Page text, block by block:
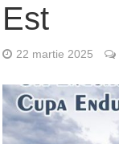
Est
22 martie 2025